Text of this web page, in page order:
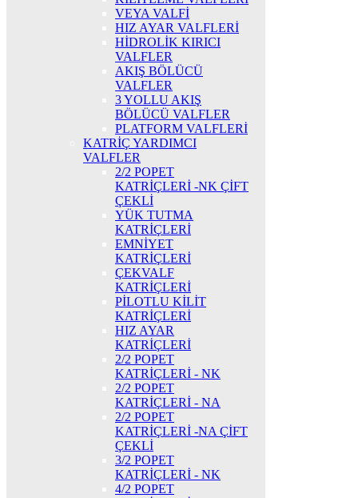
VEYA VALFİ
HIZ AYAR VALFLERİ
HİDROLİK KIRICI
VALFLER
AKIŞ BÖLÜCÜ
VALFLER
3 YOLLU AKIŞ
BÖLÜCÜ VALFLER
PLATFORM VALFLERİ
KATRİÇ YARDIMCI
VALFLER
2/2 POPET
KATRİÇLERİ -NK ÇİFT
ÇEKLİ
YÜK TUTMA
KATRİÇLERİ
EMNİYET
KATRİÇLERİ
ÇEKVALF
KATRİÇLERİ
PİLOTLU KİLİT
KATRİÇLERİ
HIZ AYAR
KATRİÇLERİ
2/2 POPET
KATRİÇLERİ - NK
2/2 POPET
KATRİÇLERİ - NA
2/2 POPET
KATRİÇLERİ -NA ÇİFT
ÇEKLİ
3/2 POPET
KATRİÇLERİ - NK
4/2 POPET